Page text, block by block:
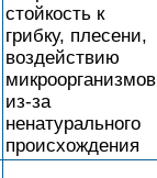
стойкость к
грибку, плесени,
воздействию
микроорганизмов
из-за
ненатурального
происхождения